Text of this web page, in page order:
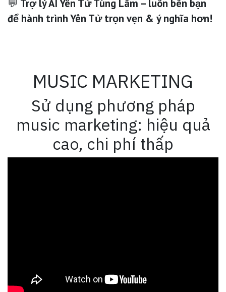
💬 Trợ lý AI Yên Tử Tùng Lâm – luôn bên bạn
để hành trình Yên Tử trọn vẹn & ý nghĩa hơn!
MUSIC MARKETING
Sử dụng phương pháp
music marketing: hiệu quả
cao, chi phí thấp